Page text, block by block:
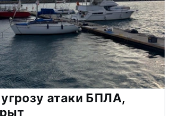
атаки БПЛА,